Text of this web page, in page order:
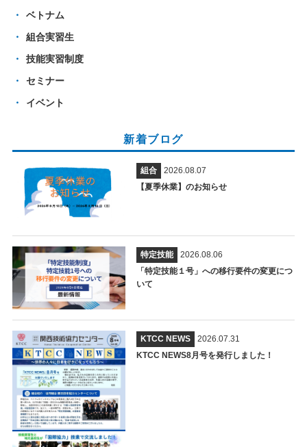
ベトナム
組合実習生
技能実習制度
セミナー
イベント
新着ブログ
組合
2026.08.07
【夏季休業】のお知らせ
特定技能
2026.08.06
「特定技能１号」への移行要件の変更につ
いて
KTCC NEWS
2026.07.31
KTCC NEWS8月号を発行しました！